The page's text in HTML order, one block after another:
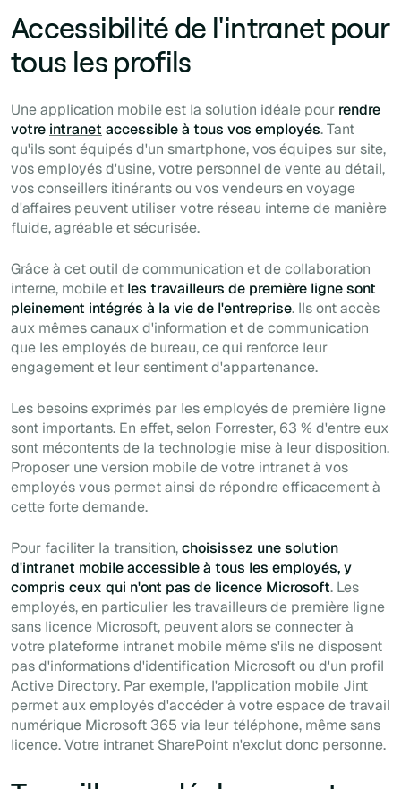
Accessibilité de l'intranet pour
tous les profils
Une application mobile est la solution idéale pour rendre
votre intranet accessible à tous vos employés. Tant
qu'ils sont équipés d'un smartphone, vos équipes sur site,
vos employés d'usine, votre personnel de vente au détail,
vos conseillers itinérants ou vos vendeurs en voyage
d'affaires peuvent utiliser votre réseau interne de manière
fluide, agréable et sécurisée.
Grâce à cet outil de communication et de collaboration
interne, mobile et les travailleurs de première ligne sont
pleinement intégrés à la vie de l'entreprise. Ils ont accès
aux mêmes canaux d'information et de communication
que les employés de bureau, ce qui renforce leur
engagement et leur sentiment d'appartenance.
Les besoins exprimés par les employés de première ligne
sont importants. En effet, selon Forrester, 63 % d'entre eux
sont mécontents de la technologie mise à leur disposition.
Proposer une version mobile de votre intranet à vos
employés vous permet ainsi de répondre efficacement à
cette forte demande.
Pour faciliter la transition,choisissez une solution
d'intranet mobile accessible à tous les employés, y
compris ceux qui n'ont pas de licence Microsoft. Les
employés, en particulier les travailleurs de première ligne
sans licence Microsoft, peuvent alors se connecter à
votre plateforme intranet mobile même s'ils ne disposent
pas d'informations d'identification Microsoft ou d'un profil
Active Directory. Par exemple, l'application mobile Jint
permet aux employés d'accéder à votre espace de travail
numérique Microsoft 365 via leur téléphone, même sans
licence. Votre intranet SharePoint n'exclut donc personne.